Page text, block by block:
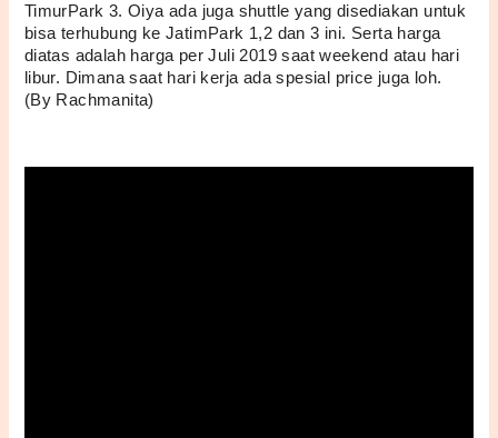
TimurPark 3. Oiya ada juga shuttle yang disediakan untuk
bisa terhubung ke JatimPark 1,2 dan 3 ini. Serta harga
diatas adalah harga per Juli 2019 saat weekend atau hari
libur. Dimana saat hari kerja ada spesial price juga loh.
(By Rachmanita)